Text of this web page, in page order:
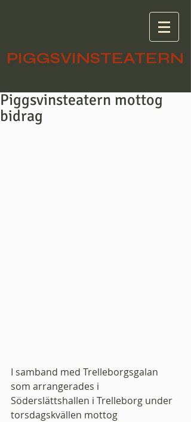
PIGGSVINSTEATERN
Piggsvinsteatern mottog
bidrag
I samband med Trelleborgsgalan
som arrangerades i
Söderslättshallen i Trelleborg under
torsdagskvällen mottog